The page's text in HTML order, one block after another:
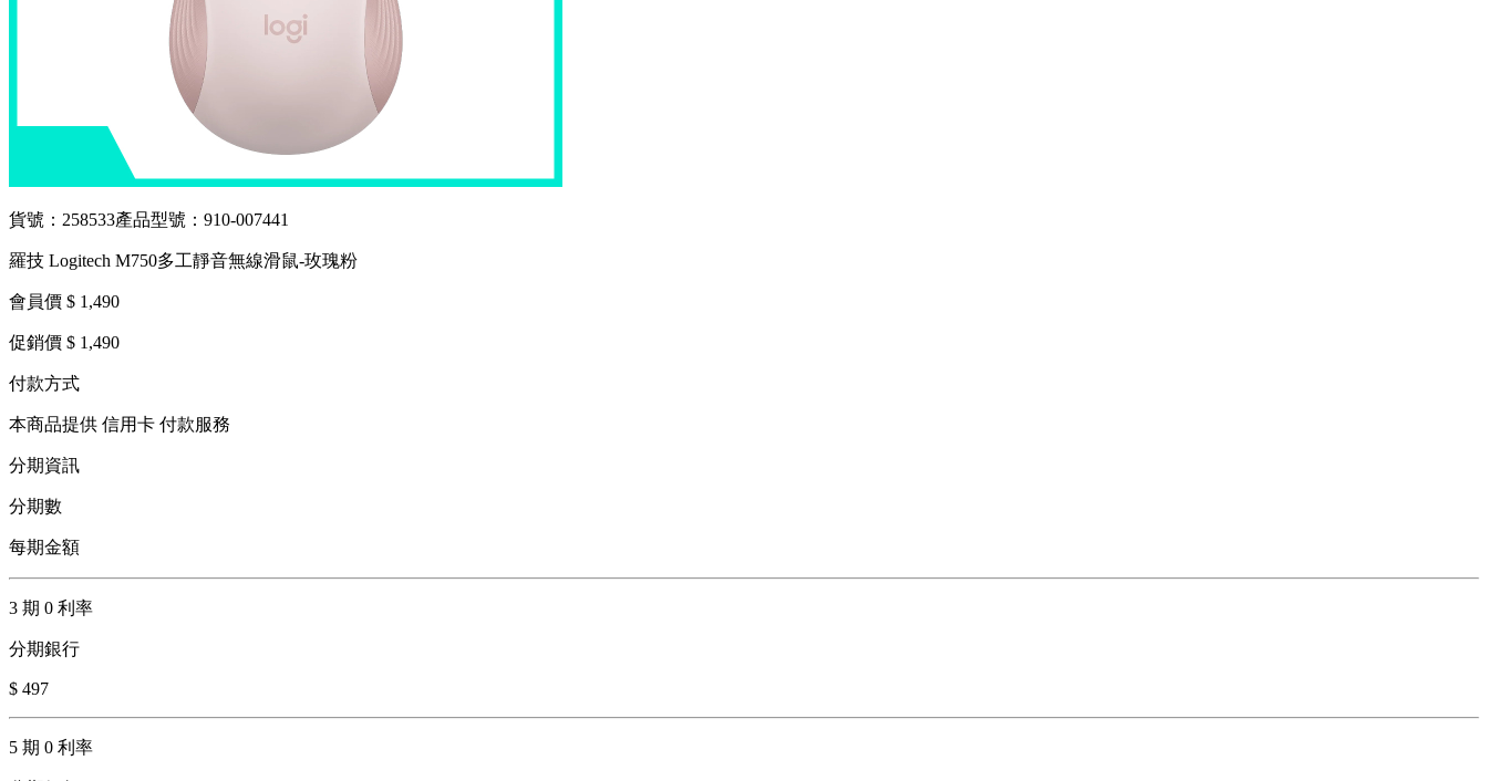
貨號：258533產品型號：910-007441
羅技 Logitech M750多工靜音無線滑鼠-玫瑰粉
會員價 $ 1,490
促銷價 $ 1,490
付款方式
本商品提供 信用卡 付款服務
分期資訊
分期數
每期金額
3 期 0 利率
分期銀行
$ 497
5 期 0 利率